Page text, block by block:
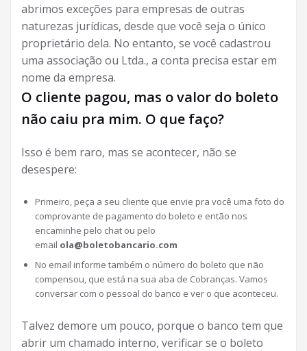
abrimos exceções para empresas de outras
naturezas jurídicas, desde que você seja o único
proprietário dela. No entanto, se você cadastrou
uma associação ou Ltda., a conta precisa estar em
nome da empresa.
O cliente pagou, mas o valor do boleto
não caiu pra mim. O que faço?
Isso é bem raro, mas se acontecer, não se
desespere:
Primeiro, peça a seu cliente que envie pra você uma foto do
comprovante de pagamento do boleto e então nos
encaminhe pelo chat ou pelo
email ola@boletobancario.com
No email informe também o número do boleto que não
compensou, que está na sua aba de Cobranças. Vamos
conversar com o pessoal do banco e ver o que aconteceu.
Talvez demore um pouco, porque o banco tem que
abrir um chamado interno, verificar se o boleto